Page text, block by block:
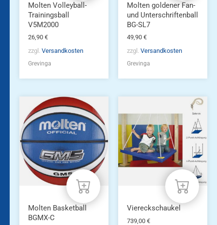
Molten Volleyball-
Trainingsball
V5M2000
26,90 €
zzgl. Versandkosten
Grevinga
Molten goldener Fan-
und Unterschriftenball
BG-SL7
49,90 €
zzgl. Versandkosten
Grevinga
Molten Basketball
BGMX-C
Viereckschaukel
739,00 €